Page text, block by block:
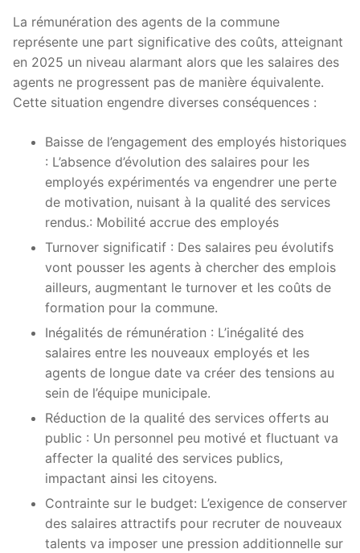
La rémunération des agents de la commune
représente une part significative des coûts, atteignant
en 2025 un niveau alarmant alors que les salaires des
agents ne progressent pas de manière équivalente.
Cette situation engendre diverses conséquences :
Baisse de l’engagement des employés historiques
: L’absence d’évolution des salaires pour les
employés expérimentés va engendrer une perte
de motivation, nuisant à la qualité des services
rendus.: Mobilité accrue des employés
Turnover significatif : Des salaires peu évolutifs
vont pousser les agents à chercher des emplois
ailleurs, augmentant le turnover et les coûts de
formation pour la commune.
Inégalités de rémunération : L’inégalité des
salaires entre les nouveaux employés et les
agents de longue date va créer des tensions au
sein de l’équipe municipale.
Réduction de la qualité des services offerts au
public : Un personnel peu motivé et fluctuant va
affecter la qualité des services publics,
impactant ainsi les citoyens.
Contrainte sur le budget: L’exigence de conserver
des salaires attractifs pour recruter de nouveaux
talents va imposer une pression additionnelle sur